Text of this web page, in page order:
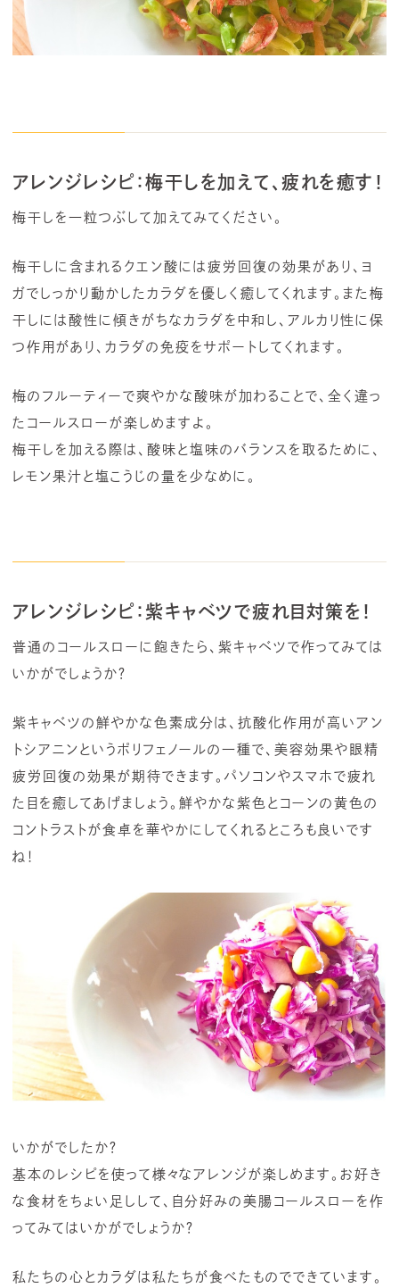
アレンジレシピ：梅干しを加えて、疲れを癒す！
梅干しを一粒つぶして加えてみてください。
梅干しに含まれるクエン酸には疲労回復の効果があり、ヨ
ガでしっかり動かしたカラダを優しく癒してくれます。また梅
干しには酸性に傾きがちなカラダを中和し、アルカリ性に保
つ作用があり、カラダの免疫をサポートしてくれます。
梅のフルーティーで爽やかな酸味が加わることで、全く違っ
たコールスローが楽しめますよ。
梅干しを加える際は、酸味と塩味のバランスを取るために、
レモン果汁と塩こうじの量を少なめに。
アレンジレシピ：紫キャベツで疲れ目対策を！
普通のコールスローに飽きたら、紫キャベツで作ってみては
いかがでしょうか？
紫キャベツの鮮やかな色素成分は、抗酸化作用が高いアン
トシアニンというポリフェノールの一種で、美容効果や眼精
疲労回復の効果が期待できます。パソコンやスマホで疲れ
た目を癒してあげましょう。鮮やかな紫色とコーンの黄色の
コントラストが食卓を華やかにしてくれるところも良いです
ね！
いかがでしたか？
基本のレシピを使って様々なアレンジが楽しめます。お好き
な食材をちょい足しして、自分好みの美腸コールスローを作
ってみてはいかがでしょうか？
私たちの心とカラダは私たちが食べたものでできています。